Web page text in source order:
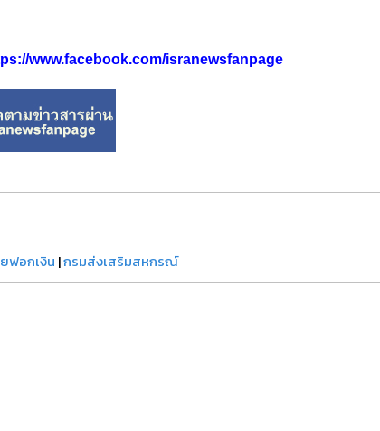
www.facebook.com/isranewsfanpage
ฟอกเงิน |กรมส่งเสริมสหกรณ์